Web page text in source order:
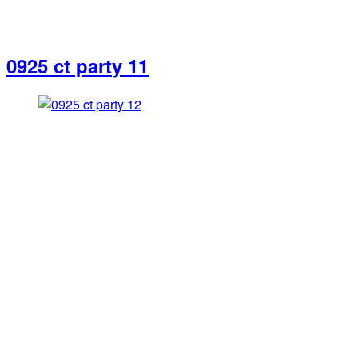
0925 ct party 11